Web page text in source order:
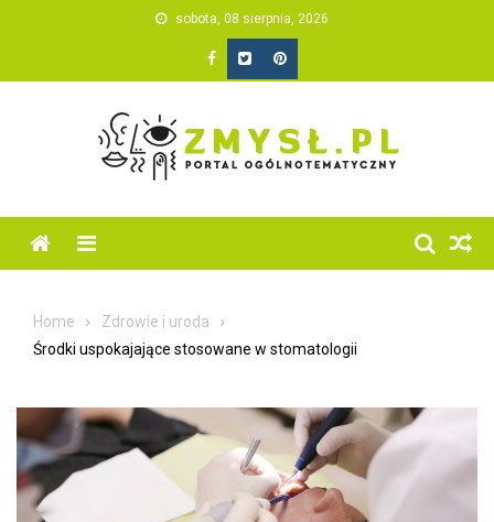
sobota, 08 sierpnia, 2026
Home
Zdrowie i uroda
Środki uspokajające stosowane w stomatologii